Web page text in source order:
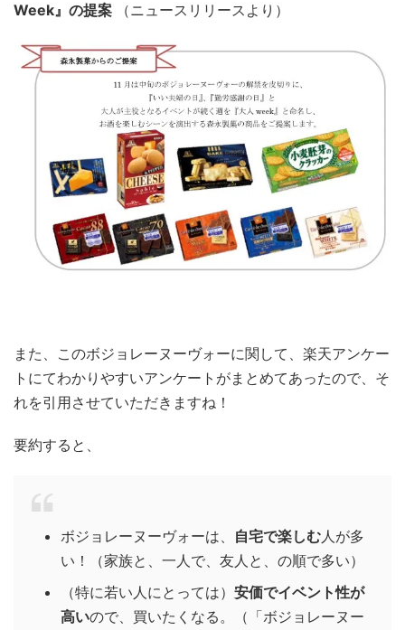
Week』の提案
（ニュースリリースより）
また、このボジョレーヌーヴォーに関して、楽天アンケー
トにてわかりやすいアンケートがまとめてあったので、そ
れを引用させていただきますね！
要約すると、
ボジョレーヌーヴォーは、 自宅で楽しむ 人が多
い！（家族と、一人で、友人と、の順で多い）
（特に若い人にとっては） 安価でイベント性が
高いので、買いたくなる。（「ボジョレーヌー